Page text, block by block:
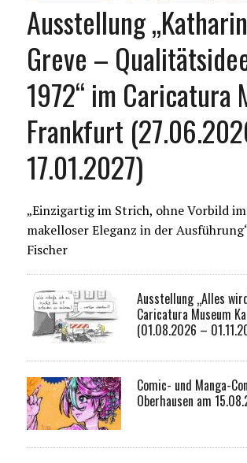
Ausstellung
Greve –
1972“ im Caricatura
Frankfurt
17.01.2027)
„Einzigartig im Strich, ohne Vorbild
makelloser Eleganz in der
Fischer
Ausstellung „Alles
Caricatura Museum
(01.08.2026 –
Comic- und Manga-
Oberhausen am